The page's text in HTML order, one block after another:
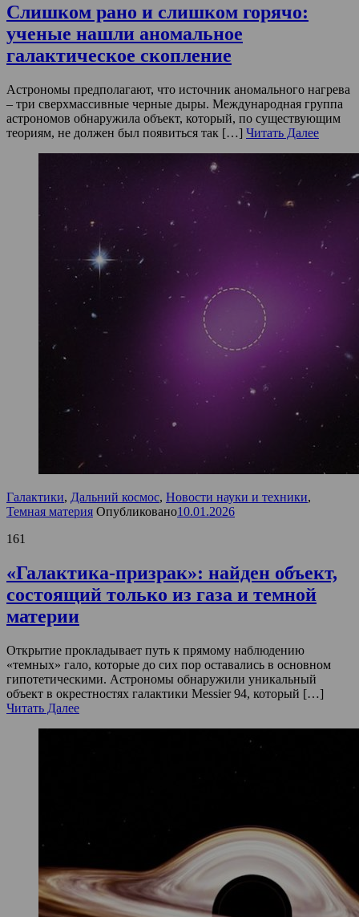
Слишком рано и слишком горячо:
ученые нашли аномальное
галактическое скопление
Астрономы предполагают, что источник аномального нагрева
– три сверхмассивные черные дыры. Международная группа
астрономов обнаружила объект, который, по существующим
теориям, не должен был появиться так […] Читать Далее
Галактики, Дальний космос, Новости науки и техники,
Темная материя Опубликовано10.01.2026
161
«Галактика-призрак»: найден объект,
состоящий только из газа и темной
материи
Открытие прокладывает путь к прямому наблюдению
«темных» гало, которые до сих пор оставались в основном
гипотетическими. Астрономы обнаружили уникальный
объект в окрестностях галактики Messier 94, который […]
Читать Далее